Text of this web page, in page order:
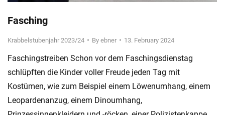
Fasching
Krabbelstubenjahr 2023/24 By ebner 13. February 2024
Faschingstreiben Schon vor dem Faschingsdienstag
schlüpften die Kinder voller Freude jeden Tag mit
Kostümen, wie zum Beispiel einem Löwenumhang, einem
Leopardenanzug, einem Dinoumhang,